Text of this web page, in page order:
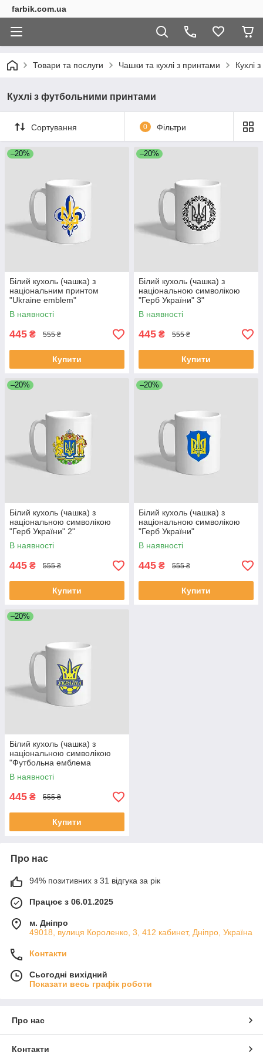
farbik.com.ua
Товари та послуги Чашки та кухлі з принтами Кухлі
Кухлі з футбольними принтами
Сортування 0 Фільтри
–20%
Білий кухоль (чашка) з
національним принтом
"Ukraine emblem"
В наявності
445 ₴ 555 ₴
Купити
–20%
Білий кухоль (чашка) з
національною символікою
"Герб України" 3"
В наявності
445 ₴ 555 ₴
Купити
–20%
Білий кухоль (чашка) з
національною символікою
"Герб України" 2"
В наявності
445 ₴ 555 ₴
Купити
–20%
Білий кухоль (чашка) з
національною символікою
"Герб України"
В наявності
445 ₴ 555 ₴
Купити
–20%
Білий кухоль (чашка) з
національною символікою
"Футбольна емблема
України"
В наявності
445 ₴ 555 ₴
Купити
Про нас
94% позитивних з 31 відгука за рік
Працює з 06.01.2025
м. Дніпро
49018, вулиця Короленко, 3, 412 кабинет, Дніпро, Україна
Контакти
Сьогодні вихідний
Показати весь графік роботи
Про нас
Контакти